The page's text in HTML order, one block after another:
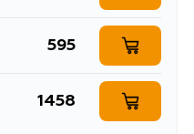
595
1458